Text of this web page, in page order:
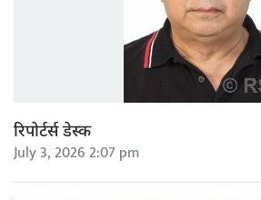
रिपोर्टर्स डेस्क
July 3, 2026 2:07 pm